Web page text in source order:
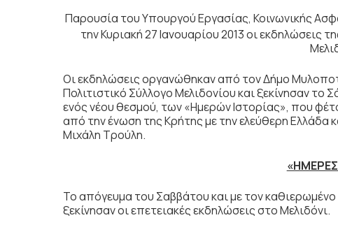
Παρουσία του Υπουργού Εργασίας, Κοινωνικής
την Κυριακή 27 Ιανουαρίου 2013 οι εκδηλώσεις
Οι εκδηλώσεις οργανώθηκαν από τον Δήμο
Πολιτιστικό Σύλλογο Μελιδονίου και ξεκίνησαν το
ενός νέου θεσμού, των «Ημερών Ιστορίας», που
από την ένωση της Κρήτης με την ελεύθερη Ελλάδα
Μιχάλη Τρούλη.
«ΗΜΕΡΕΣ
Το απόγευμα του Σαββάτου και με τον
ξεκίνησαν οι επετειακές εκδηλώσεις στο Μελιδόνι.